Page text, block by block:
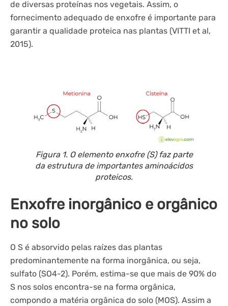
de diversas proteínas nos vegetais. Assim, o
fornecimento adequado de enxofre é importante para
garantir a qualidade proteica nas plantas (VITTI et al,
2015).
Figura 1. O elemento enxofre (S) faz parte
da estrutura de importantes aminoácidos
proteicos.
Enxofre inorgânico e orgânico
no solo
O S é absorvido pelas raízes das plantas
predominantemente na forma inorgânica, ou seja,
sulfato (SO4-2). Porém, estima-se que mais de 90% do
S nos solos encontra-se na forma orgânica,
compondo a matéria orgânica do solo (MOS). Assim a